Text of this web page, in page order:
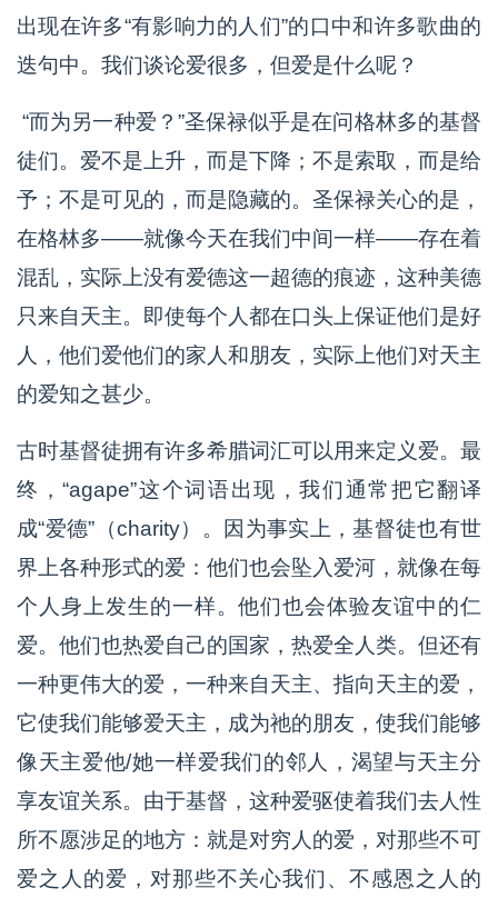
出现在许多“有影响力的人们”的口中和许多歌曲的
迭句中。我们谈论爱很多，但爱是什么呢？
“而为另一种爱？”圣保禄似乎是在问格林多的基督
徒们。爱不是上升，而是下降；不是索取，而是给
予；不是可见的，而是隐藏的。圣保禄关心的是，
在格林多——就像今天在我们中间一样——存在着
混乱，实际上没有爱德这一超德的痕迹，这种美德
只来自天主。即使每个人都在口头上保证他们是好
人，他们爱他们的家人和朋友，实际上他们对天主
的爱知之甚少。
古时基督徒拥有许多希腊词汇可以用来定义爱。最
终，“agape”这个词语出现，我们通常把它翻译
成“爱德”（charity）。因为事实上，基督徒也有世
界上各种形式的爱：他们也会坠入爱河，就像在每
个人身上发生的一样。他们也会体验友谊中的仁
爱。他们也热爱自己的国家，热爱全人类。但还有
一种更伟大的爱，一种来自天主、指向天主的爱，
它使我们能够爱天主，成为祂的朋友，使我们能够
像天主爱他/她一样爱我们的邻人，渴望与天主分
享友谊关系。由于基督，这种爱驱使着我们去人性
所不愿涉足的地方：就是对穷人的爱，对那些不可
爱之人的爱，对那些不关心我们、不感恩之人的